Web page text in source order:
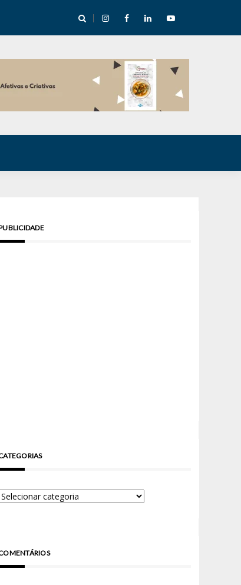
mentoria de storytelling com 10 vagas